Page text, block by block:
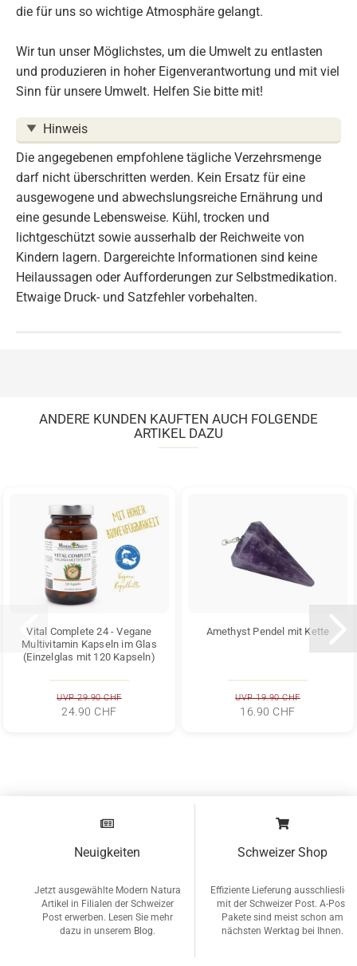
die für uns so wichtige Atmosphäre gelangt.
Wir tun unser Möglichstes, um die Umwelt zu entlasten
und produzieren in hoher Eigenverantwortung und mit viel
Sinn für unsere Umwelt. Helfen Sie bitte mit!
Hinweis
Die angegebenen empfohlene tägliche Verzehrsmenge
darf nicht überschritten werden. Kein Ersatz für eine
ausgewogene und abwechslungsreiche Ernährung und
eine gesunde Lebensweise. Kühl, trocken und
lichtgeschützt sowie ausserhalb der Reichweite von
Kindern lagern. Dargereichte Informationen sind keine
Heilaussagen oder Aufforderungen zur Selbstmedikation.
Etwaige Druck- und Satzfehler vorbehalten.
ANDERE KUNDEN KAUFTEN AUCH FOLGENDE
ARTIKEL DAZU
Vital Complete 24 - Vegane
Multivitamin Kapseln im Glas
(Einzelglas mit 120 Kapseln)
UVP 29.90 CHF
24.90 CHF
Amethyst Pendel mit Kette
UVP 19.90 CHF
16.90 CHF
Neuigkeiten
Jetzt ausgewählte Modern Natura
Artikel in Filialen der Schweizer
Post erwerben. Lesen Sie mehr
dazu in unserem Blog.
Schweizer Shop
Effiziente Lieferung ausschlieslich
mit der Schweizer Post. A-Post
Pakete sind meist schon am
nächsten Werktag bei Ihnen.